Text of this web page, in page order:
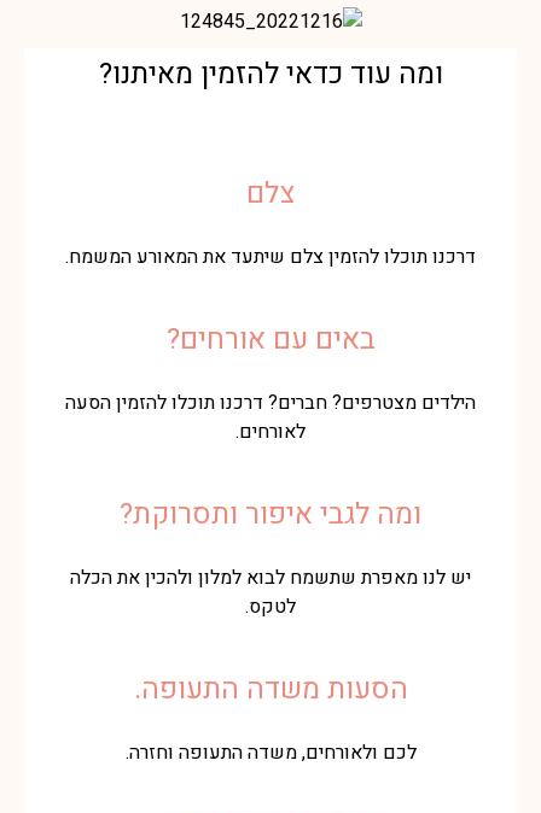
ומה עוד כדאי להזמין מאיתנו?
צלם
דרכנו תוכלו להזמין צלם שיתעד את המאורע המשמח.
באים עם אורחים?
הילדים מצטרפים? חברים? דרכנו תוכלו להזמין הסעה
לאורחים.
ומה לגבי איפור ותסרוקת?
יש לנו מאפרת שתשמח לבוא למלון ולהכין את הכלה
לטקס.
הסעות משדה התעופה.
לכם ולאורחים, משדה התעופה וחזרה.